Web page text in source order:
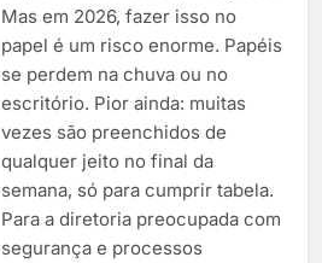
Mas em 2026, fazer isso no
papel é um risco enorme. Papéis
se perdem na chuva ou no
escritório. Pior ainda: muitas
vezes são preenchidos de
qualquer jeito no final da
semana, só para cumprir tabela.
Para a diretoria preocupada com
segurança e processos